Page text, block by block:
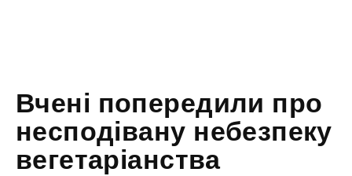
Вчені попередили про
несподівану небезпеку
вегетаріанства